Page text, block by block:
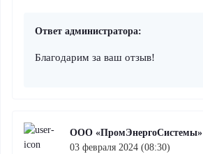
Ответ администратора:
Благодарим за ваш отзыв!
ООО «ПромЭнергоСистемы»
03 февраля 2024 (08:30)